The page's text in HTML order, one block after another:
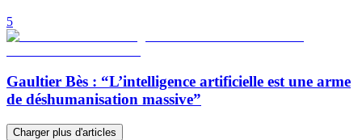
5
Gaultier Bès : “L’intelligence artificielle est une arme
de déshumanisation massive”
Charger plus d'articles